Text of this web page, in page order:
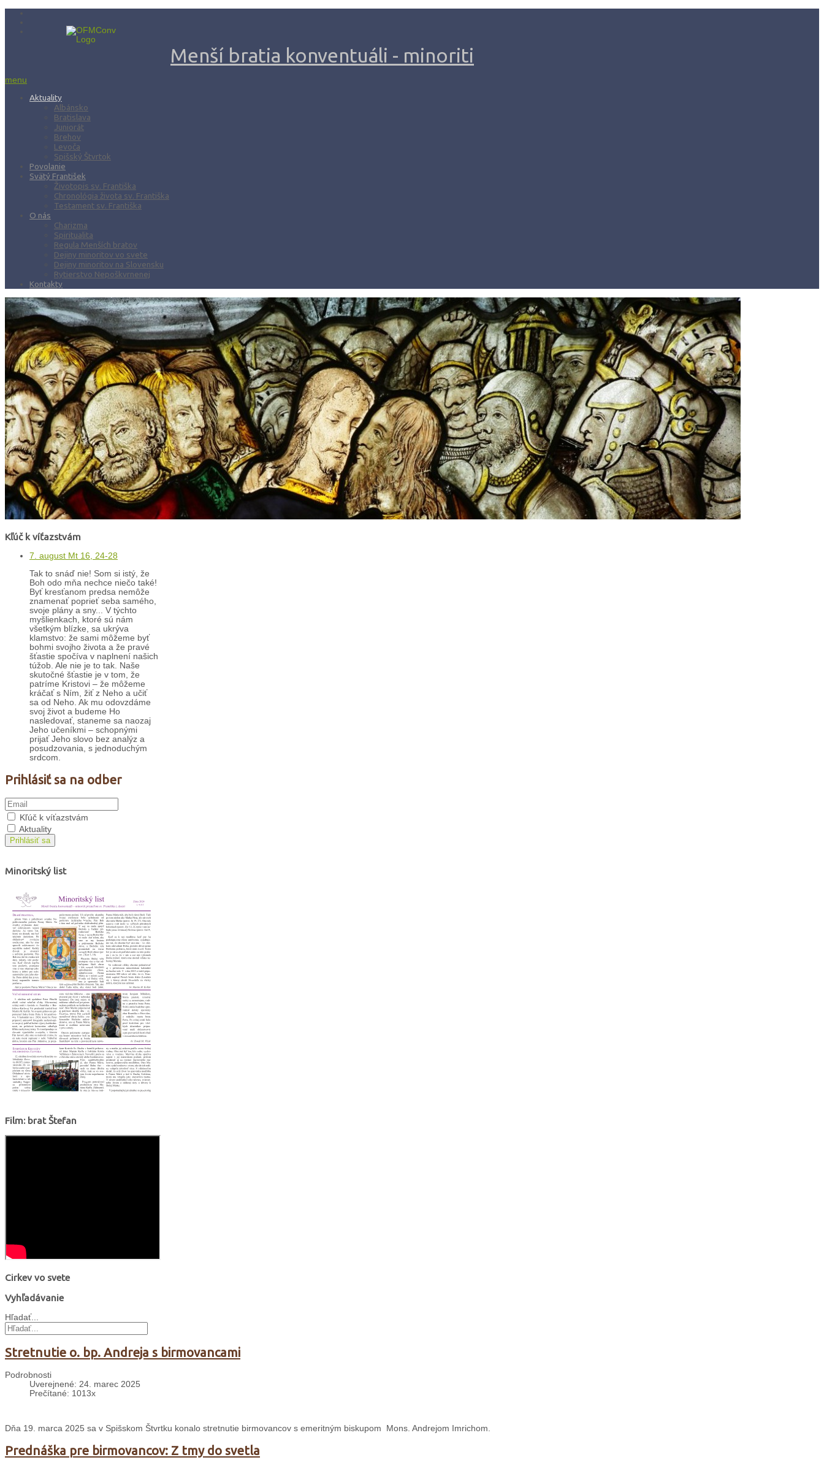
Menší bratia konventuáli - minoriti
menu
Aktuality
Albánsko
Bratislava
Juniorát
Brehov
Levoča
Spišský Štvrtok
Povolanie
Svätý František
Životopis sv. Františka
Chronológia života sv. Františka
Testament sv. Františka
O nás
Charizma
Spiritualita
Regula Menších bratov
Dejiny minoritov vo svete
Dejiny minoritov na Slovensku
Rytierstvo Nepoškvrnenej
Kontakty
Kľúč k víťazstvám
7. august Mt 16, 24-28
Tak to snáď nie! Som si istý, že
Boh odo mňa nechce niečo také!
Byť kresťanom predsa nemôže
znamenať poprieť seba samého,
svoje plány a sny... V týchto
myšlienkach, ktoré sú nám
všetkým blízke, sa ukrýva
klamstvo: že sami môžeme byť
bohmi svojho života a že pravé
šťastie spočíva v naplnení našich
túžob. Ale nie je to tak. Naše
skutočné šťastie je v tom, že
patríme Kristovi – že môžeme
kráčať s Ním, žiť z Neho a učiť
sa od Neho. Ak mu odovzdáme
svoj život a budeme Ho
nasledovať, staneme sa naozaj
Jeho učeníkmi – schopnými
prijať Jeho slovo bez analýz a
posudzovania, s jednoduchým
srdcom.
Prihlásiť sa na odber
Kľúč k víťazstvám
Aktuality
Prihlásiť sa
Minoritský list
Film: brat Štefan
Cirkev vo svete
Vyhľadávanie
Hľadať...
Stretnutie o. bp. Andreja s birmovancami
Podrobnosti
Uverejnené: 24. marec 2025
Prečítané: 1013x
Dňa 19. marca 2025 sa v Spišskom Štvrtku konalo stretnutie birmovancov s emeritným biskupom Mons. Andrejom Imrichom.
Prednáška pre birmovancov: Z tmy do svetla